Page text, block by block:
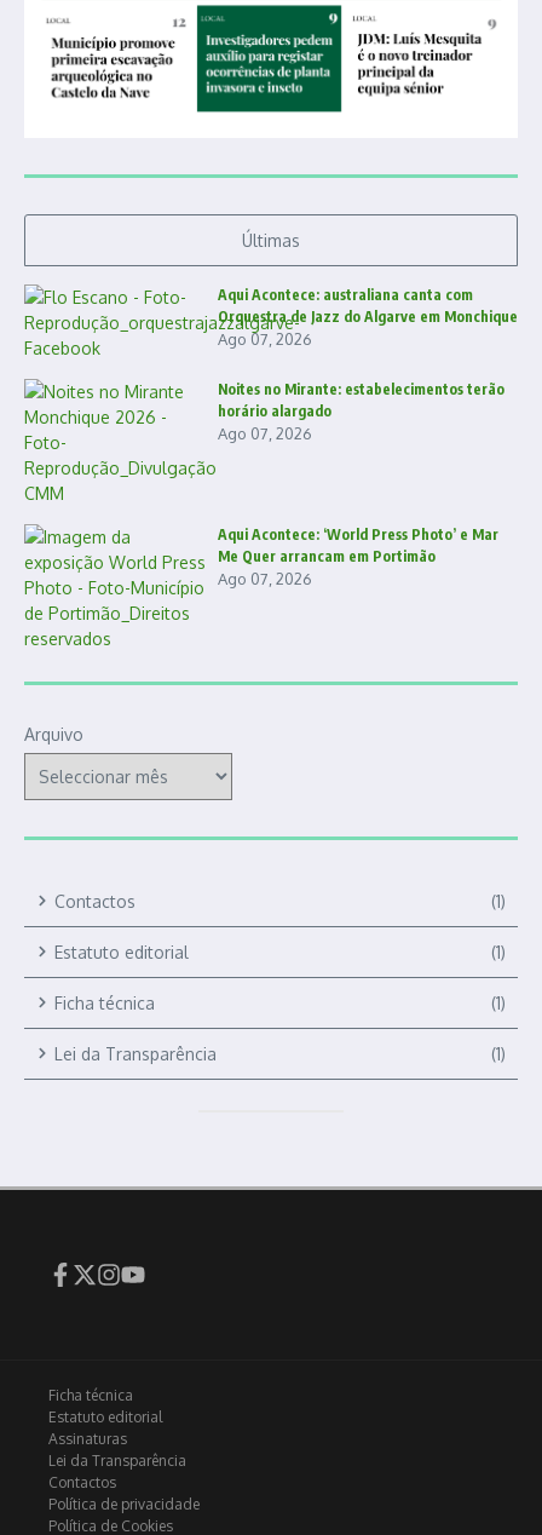
Últimas
Aqui Acontece: australiana canta com
Orquestra de Jazz do Algarve em Monchique
Ago 07, 2026
Noites no Mirante: estabelecimentos terão
horário alargado
Ago 07, 2026
Aqui Acontece: ‘World Press Photo’ e Mar
Me Quer arrancam em Portimão
Ago 07, 2026
Arquivo
Contactos (1)
Estatuto editorial (1)
Ficha técnica (1)
Lei da Transparência (1)
Ficha técnica
Estatuto editorial
Assinaturas
Lei da Transparência
Contactos
Política de privacidade
Política de Cookies